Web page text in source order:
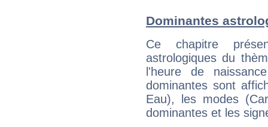
Dominantes
Ce chapitre
astrologiques du
l'heure de
dominantes sont
Eau), les modes
dominantes et les